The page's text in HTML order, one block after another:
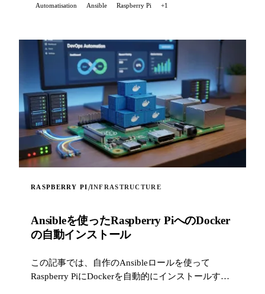
Automatisation Ansible Raspberry Pi +1
RASPBERRY PI/INFRASTRUCTURE
Ansibleを使ったRaspberry PiへのDocker
の自動インストール
この記事では、自作のAnsibleロールを使って
Raspberry PiにDockerを自動的にインストールする